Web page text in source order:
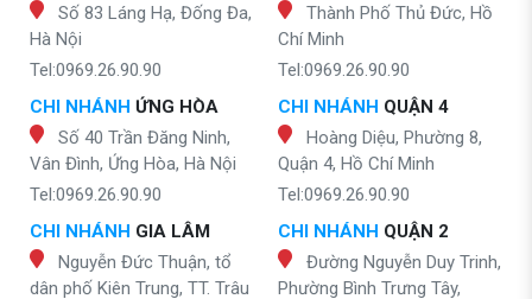
Số 83 Láng Hạ, Đống Đa,
Hà Nội
Tel:0969.26.90.90
CHI NHÁNH ỨNG HÒA
Số 40 Trần Đăng Ninh,
Vân Đình, Ứng Hòa, Hà Nội
Tel:0969.26.90.90
CHI NHÁNH GIA LÂM
Nguyễn Đức Thuận, tổ
dân phố Kiên Trung, TT. Trâu
Thành Phố Thủ Đức, Hồ
Chí Minh
Tel:0969.26.90.90
CHI NHÁNH QUẬN 4
Hoàng Diệu, Phường 8,
Quận 4, Hồ Chí Minh
Tel:0969.26.90.90
CHI NHÁNH QUẬN 2
Đường Nguyễn Duy Trinh,
Phường Bình Trưng Tây,